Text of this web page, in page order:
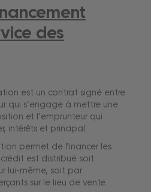
des
est un contrat signé entre
qui s’engage à mettre une
et l’emprunteur qui
intérêts et principal.
permet de financer les
est distribué soit
lui-même, soit par
sur le lieu de vente.